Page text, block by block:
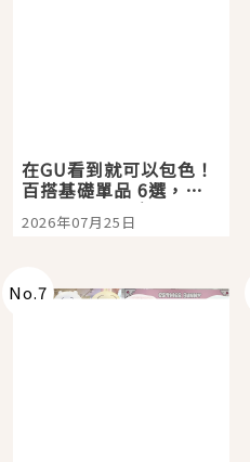
在GU看到就可以包色！
百搭基礎單品 6選，閉
眼全收也不心疼
2026年07月25日
No.7